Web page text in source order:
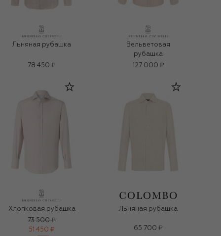
Льняная рубашка
78 450 ₽
Вельветовая
рубашка
127 000 ₽
Хлопковая рубашка
73 500 ₽
51 450 ₽
Льняная рубашка
65 700 ₽